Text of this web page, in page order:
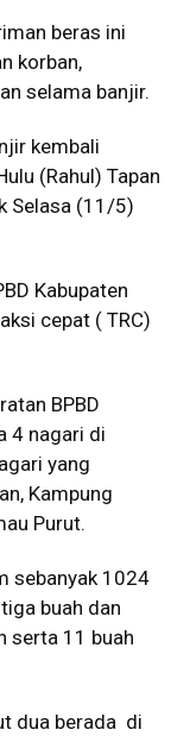
beras ini
korban,
selama banjir.
kembali
(Rahul) Tapan
Selasa (11/5)
Kabupaten
cepat ( TRC)
BPBD
4 nagari di
yang
Kampung
Purut.
sebanyak 1024
buah dan
serta 11 buah
dua berada di